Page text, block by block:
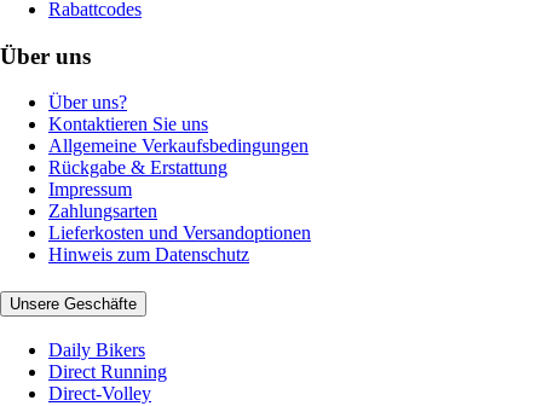
Rabattcodes
Über uns
Über uns?
Kontaktieren Sie uns
Allgemeine Verkaufsbedingungen
Rückgabe & Erstattung
Impressum
Zahlungsarten
Lieferkosten und Versandoptionen
Hinweis zum Datenschutz
Unsere Geschäfte
Daily Bikers
Direct Running
Direct-Volley